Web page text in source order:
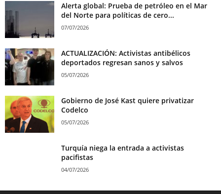
Alerta global: Prueba de petróleo en el Mar
del Norte para políticas de cero...
07/07/2026
ACTUALIZACIÓN: Activistas antibélicos
deportados regresan sanos y salvos
05/07/2026
Gobierno de José Kast quiere privatizar
Codelco
05/07/2026
Turquía niega la entrada a activistas
pacifistas
04/07/2026